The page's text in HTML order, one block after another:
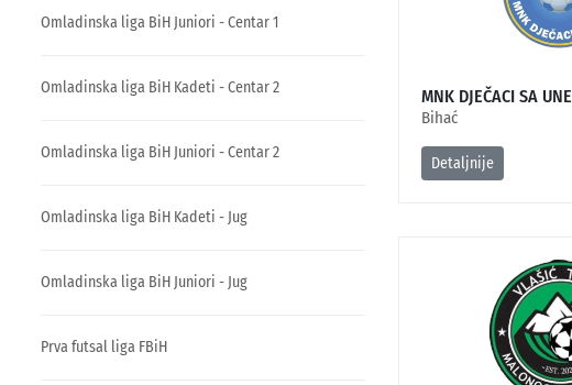
Omladinska liga BiH Juniori - Centar 1
Omladinska liga BiH Kadeti - Centar 2
Omladinska liga BiH Juniori - Centar 2
Omladinska liga BiH Kadeti - Jug
Omladinska liga BiH Juniori - Jug
Prva futsal liga FBiH
MNK DJEČACI SA UNE
Bihać
Detaljnije